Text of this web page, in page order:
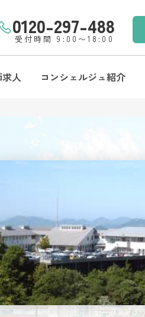
0120-297-488
受付時間 9:00〜18:00
人 コンシェルジュ紹介